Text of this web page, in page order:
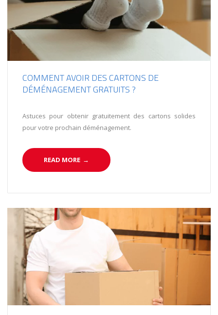
COMMENT AVOIR DES CARTONS DE
DÉMÉNAGEMENT GRATUITS ?
Astuces pour obtenir gratuitement des cartons solides
pour votre prochain déménagement.
READ MORE →